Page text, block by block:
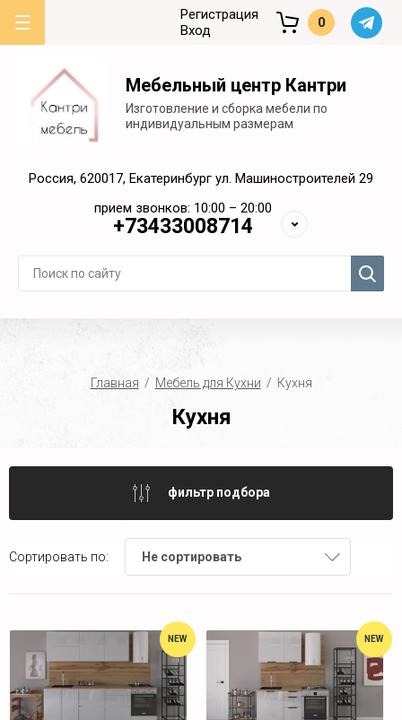
Регистрация
Вход
0
Мебельный центр Кантри
Изготовление и сборка мебели по
индивидуальным размерам
Россия, 620017, Екатеринбург ул. Машиностроителей 29
прием звонков: 10:00 – 20:00
+73433008714
Главная
  /
Мебель для Кухни
  /  Кухня
Кухня
фильтр подбора
Сортировать по: Не сортировать
NEW NEW